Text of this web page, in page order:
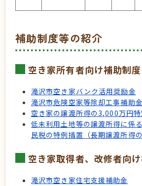
補助制度等の紹介
空き家所有者向け補助制度
滝沢市空き家バンク活用奨励金
滝沢市危険空家等除却工事補助金
空き家の譲渡所得の3,000万円
低未利用土地等の譲渡所得に係
民税の特例措置（長期譲渡所得
空き家取得者、改修者向
滝沢市空き家住宅支援補助金